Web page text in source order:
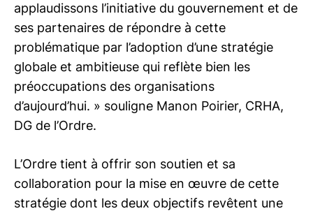
applaudissons l’initiative du gouvernement et de
ses partenaires de répondre à cette
problématique par l’adoption d’une stratégie
globale et ambitieuse qui reflète bien les
préoccupations des organisations
d’aujourd’hui. » souligne Manon Poirier, CRHA,
DG de l’Ordre.
L’Ordre tient à offrir son soutien et sa
collaboration pour la mise en œuvre de cette
stratégie dont les deux objectifs revêtent une